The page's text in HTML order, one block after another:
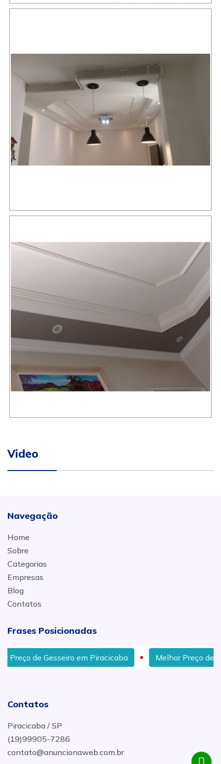
Video
Navegação
Home
Sobre
Categorias
Empresas
Blog
Contatos
Frases Posicionadas
Gesseiro em Piracicaba Melhor Preço de Gesseiro
Contatos
Piracicaba / SP
(19)99905-7286
contato@anuncionaweb.com.br